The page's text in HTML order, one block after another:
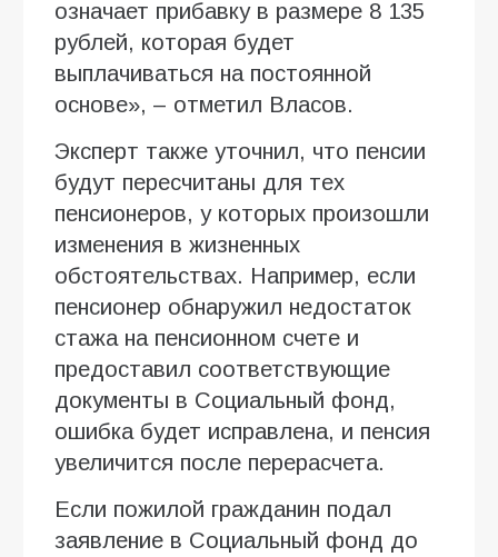
означает прибавку в размере 8 135
рублей, которая будет
выплачиваться на постоянной
основе», – отметил Власов.
Эксперт также уточнил, что пенсии
будут пересчитаны для тех
пенсионеров, у которых произошли
изменения в жизненных
обстоятельствах. Например, если
пенсионер обнаружил недостаток
стажа на пенсионном счете и
предоставил соответствующие
документы в Социальный фонд,
ошибка будет исправлена, и пенсия
увеличится после перерасчета.
Если пожилой гражданин подал
заявление в Социальный фонд до